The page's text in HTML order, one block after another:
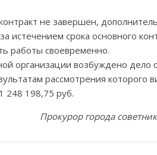
не завершен,
истечением срока основного
работы своевременно.
организации возбуждено дело
рассмотрения которого
248 198,75 руб.
Прокурор города